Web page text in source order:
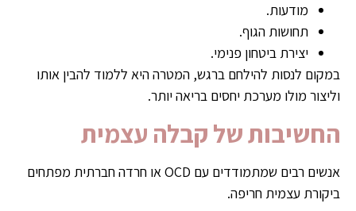
מודעות.
תחושות הגוף.
יצירת ביטחון פנימי.
במקום לנסות להילחם ברגש, המטרה היא ללמוד להבין אותו
וליצור מולו מערכת יחסים בריאה יותר.
החשיבות של קבלה עצמית
אנשים רבים שמתמודדים עם OCD או חרדה חברתית מפתחים
ביקורת עצמית חריפה.